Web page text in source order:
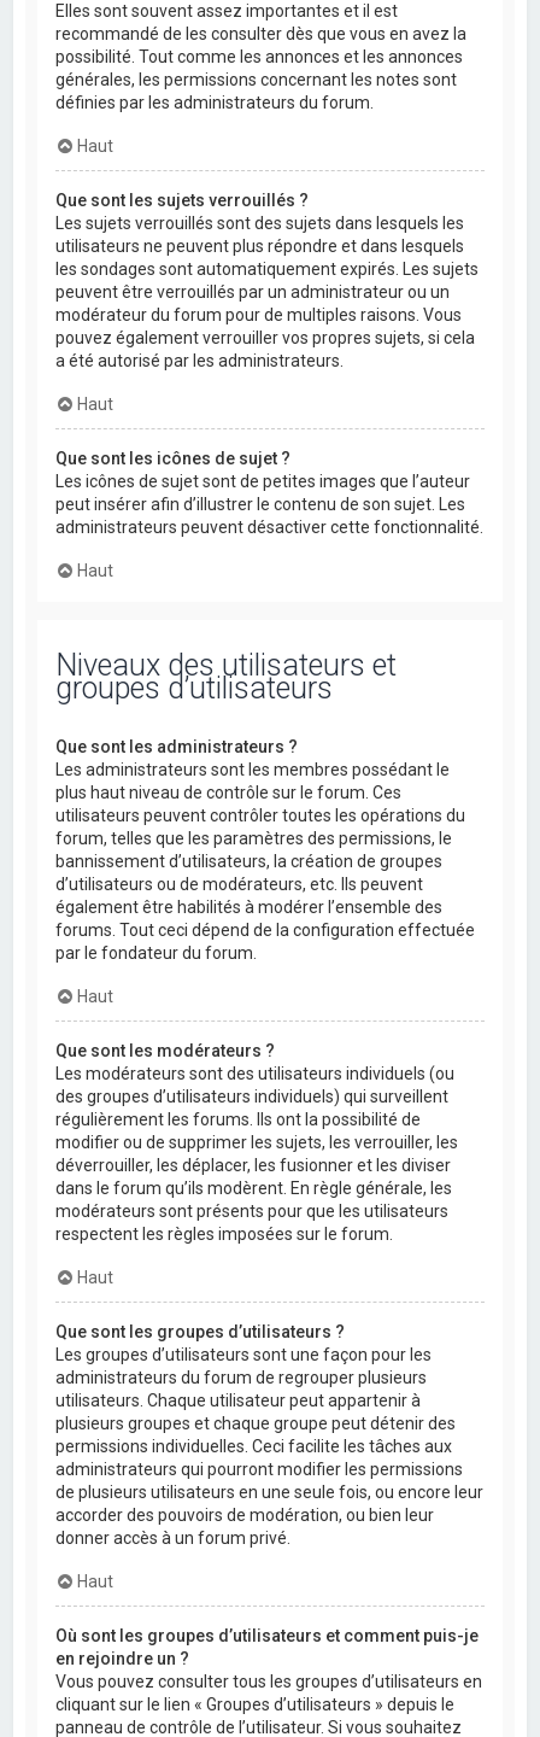
Elles sont souvent assez importantes et il est
recommandé de les consulter dès que vous en avez la
possibilité. Tout comme les annonces et les annonces
générales, les permissions concernant les notes sont
définies par les administrateurs du forum.
Haut
Que sont les sujets verrouillés ?
Les sujets verrouillés sont des sujets dans lesquels les
utilisateurs ne peuvent plus répondre et dans lesquels
les sondages sont automatiquement expirés. Les sujets
peuvent être verrouillés par un administrateur ou un
modérateur du forum pour de multiples raisons. Vous
pouvez également verrouiller vos propres sujets, si cela
a été autorisé par les administrateurs.
Haut
Que sont les icônes de sujet ?
Les icônes de sujet sont de petites images que l’auteur
peut insérer afin d’illustrer le contenu de son sujet. Les
administrateurs peuvent désactiver cette fonctionnalité.
Haut
Niveaux des utilisateurs et
groupes d’utilisateurs
Que sont les administrateurs ?
Les administrateurs sont les membres possédant le
plus haut niveau de contrôle sur le forum. Ces
utilisateurs peuvent contrôler toutes les opérations du
forum, telles que les paramètres des permissions, le
bannissement d’utilisateurs, la création de groupes
d’utilisateurs ou de modérateurs, etc. Ils peuvent
également être habilités à modérer l’ensemble des
forums. Tout ceci dépend de la configuration effectuée
par le fondateur du forum.
Haut
Que sont les modérateurs ?
Les modérateurs sont des utilisateurs individuels (ou
des groupes d’utilisateurs individuels) qui surveillent
régulièrement les forums. Ils ont la possibilité de
modifier ou de supprimer les sujets, les verrouiller, les
déverrouiller, les déplacer, les fusionner et les diviser
dans le forum qu’ils modèrent. En règle générale, les
modérateurs sont présents pour que les utilisateurs
respectent les règles imposées sur le forum.
Haut
Que sont les groupes d’utilisateurs ?
Les groupes d’utilisateurs sont une façon pour les
administrateurs du forum de regrouper plusieurs
utilisateurs. Chaque utilisateur peut appartenir à
plusieurs groupes et chaque groupe peut détenir des
permissions individuelles. Ceci facilite les tâches aux
administrateurs qui pourront modifier les permissions
de plusieurs utilisateurs en une seule fois, ou encore leur
accorder des pouvoirs de modération, ou bien leur
donner accès à un forum privé.
Haut
Où sont les groupes d’utilisateurs et comment puis-je
en rejoindre un ?
Vous pouvez consulter tous les groupes d’utilisateurs en
cliquant sur le lien « Groupes d’utilisateurs » depuis le
panneau de contrôle de l’utilisateur. Si vous souhaitez